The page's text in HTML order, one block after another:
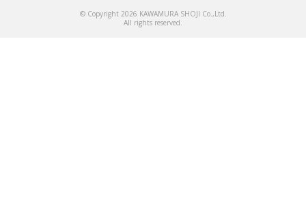
© Copyright 2026 KAWAMURA SHOJI Co.,Ltd.
All rights reserved.